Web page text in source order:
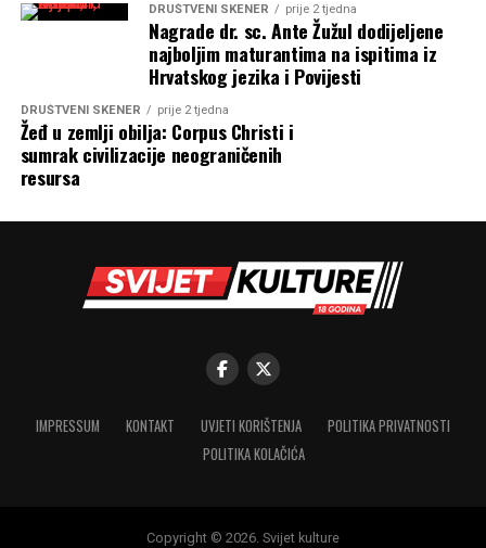
DRUŠTVENI SKENER prije 2 tjedna
Nagrade dr. sc. Ante Žužul dodijeljene
najboljim maturantima na ispitima iz
Hrvatskog jezika i Povijesti
DRUŠTVENI SKENER prije 2 tjedna
Žeđ u zemlji obilja: Corpus Christi i
sumrak civilizacije neograničenih
resursa
IMPRESSUM KONTAKT UVJETI KORIŠTENJA
POLITIKA PRIVATNOSTI
POLITIKA KOLAČIĆA
Copyright © 2026. Svijet kulture